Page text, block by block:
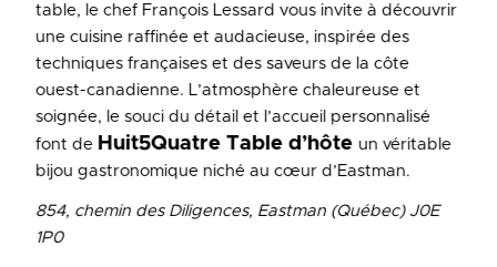
table, le chef François Lessard vous invite à découvrir
une cuisine raffinée et audacieuse, inspirée des
techniques françaises et des saveurs de la côte
ouest-canadienne. L’atmosphère chaleureuse et
soignée, le souci du détail et l’accueil personnalisé
font de Huit5Quatre Table d’hôte un véritable
bijou gastronomique niché au cœur d’Eastman.
854, chemin des Diligences, Eastman (Québec) J0E
1P0